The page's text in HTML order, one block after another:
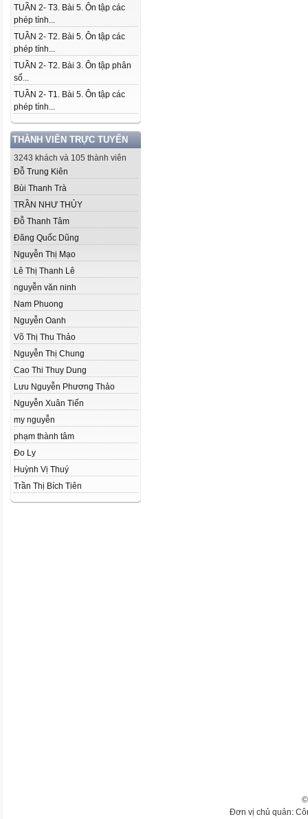
TUẦN 2- T3. Bài 5. Ôn tập các
phép tính...
TUẦN 2- T2. Bài 5. Ôn tập các
phép tính...
TUẦN 2- T2. Bài 3. Ôn tập phân
số...
TUẦN 2- T1. Bài 5. Ôn tập các
phép tính...
THÀNH VIÊN TRỰC TUYẾN
3243 khách và 105 thành viên
Đỗ Trung Kiên
Bùi Thanh Trà
TRẦN NHƯ THỦY
Đỗ Thanh Tâm
Đăng Quốc Dũng
Nguyễn Thị Mạo
Lê Thị Thanh Lê
nguyễn văn ninh
Nam Phuong
Nguyễn Oanh
Võ Thị Thu Thảo
Nguyễn Thị Chung
Cao Thi Thuy Dung
Lưu Nguyễn Phương Thảo
Nguyễn Xuân Tiến
my nguyễn
phạm thành tâm
Đo Ly
Huỳnh Vị Thuý
Trần Thị Bích Tiên
Đơn vị chủ quản: